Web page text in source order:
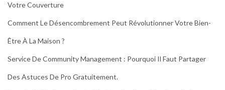
Votre Couverture
Comment Le Désencombrement Peut Révolutionner Votre Bien-
Être À La Maison ?
Service De Community Management : Pourquoi Il Faut Partager
Des Astuces De Pro Gratuitement.